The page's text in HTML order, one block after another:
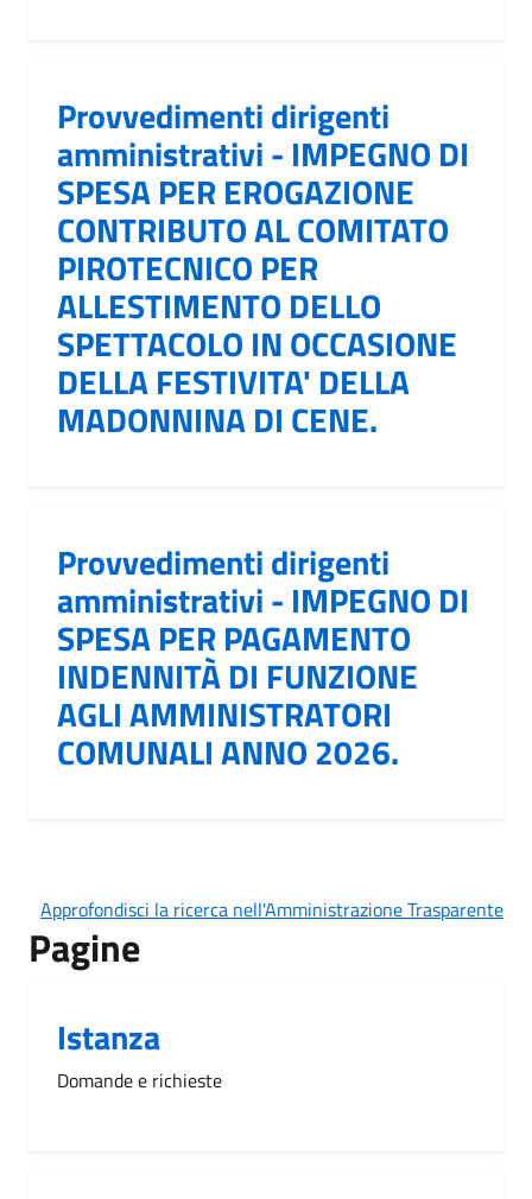
Provvedimenti dirigenti
amministrativi - IMPEGNO DI
SPESA PER EROGAZIONE
CONTRIBUTO AL COMITATO
PIROTECNICO PER
ALLESTIMENTO DELLO
SPETTACOLO IN OCCASIONE
DELLA FESTIVITA' DELLA
MADONNINA DI CENE.
Provvedimenti dirigenti
amministrativi - IMPEGNO DI
SPESA PER PAGAMENTO
INDENNITÀ DI FUNZIONE
AGLI AMMINISTRATORI
COMUNALI ANNO 2026.
Approfondisci la ricerca nell'Amministrazione Trasparente
Pagine
Istanza
Domande e richieste